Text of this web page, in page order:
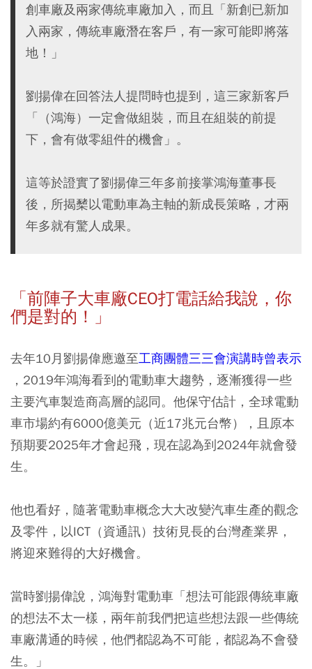
創車廠及兩家傳統車廠加入，而且「新創已新加
入兩家，傳統車廠潛在客戶，有一家可能即將落
地！」
劉揚偉在回答法人提問時也提到，這三家新客戶
「（鴻海）一定會做組裝，而且在組裝的前提
下，會有做零組件的機會」。
這等於證實了劉揚偉三年多前接掌鴻海董事長
後，所揭櫫以電動車為主軸的新成長策略，才兩
年多就有驚人成果。
「前陣子大車廠CEO打電話給我說，你
們是對的！」
去年10月劉揚偉應邀至工商團體三三會演講時曾表示
，2019年鴻海看到的電動車大趨勢，逐漸獲得一些
主要汽車製造商高層的認同。他保守估計，全球電動
車市場約有6000億美元（近17兆元台幣），且原本
預期要2025年才會起飛，現在認為到2024年就會發
生。
他也看好，隨著電動車概念大大改變汽車生產的觀念
及零件，以ICT（資通訊）技術見長的台灣產業界，
將迎來難得的大好機會。
當時劉揚偉說，鴻海對電動車「想法可能跟傳統車廠
的想法不太一樣， 兩年前我們把這些想法跟一些傳統
車廠溝通的時候，他們都認為不可能 ，都認為不會發
生。」